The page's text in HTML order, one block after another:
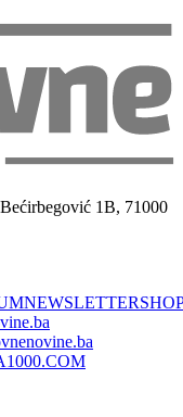
1B, 71000
NEWSLETTER